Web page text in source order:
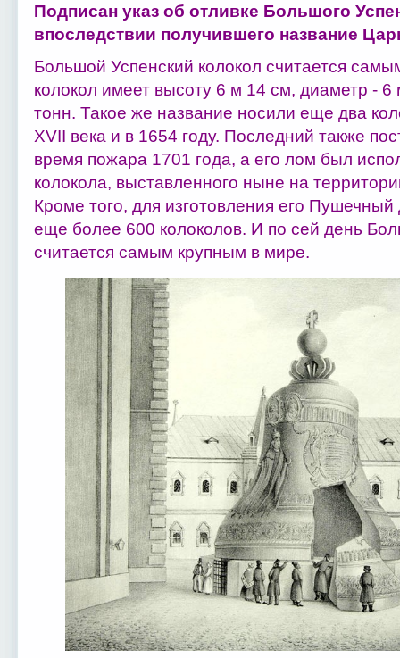
Подписан указ об отливке Большого
впоследствии получившего название
Большой Успенский колокол считается
колокол имеет высоту 6 м 14 см, диаметр -
тонн. Такое же название носили еще два
XVII века и в 1654 году. Последний также
время пожара 1701 года, а его лом был
колокола, выставленного ныне на
Кроме того, для изготовления его Пушечный
еще более 600 колоколов. И по сей день
считается самым крупным в мире.